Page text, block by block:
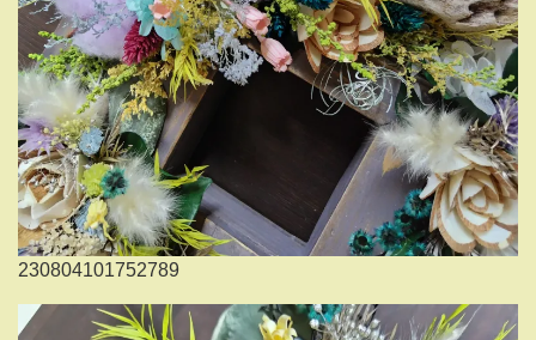
230804101752789